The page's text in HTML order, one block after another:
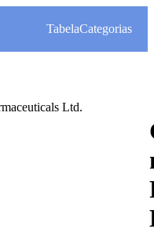
TabelaCategorias